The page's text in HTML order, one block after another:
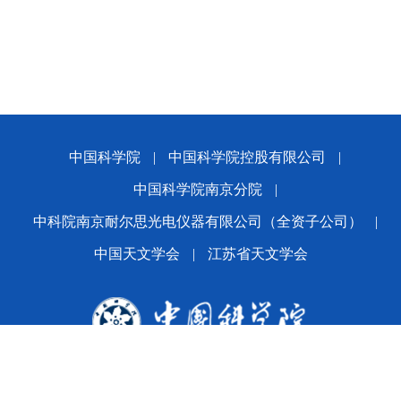
中国科学院 | 中国科学院控股有限公司 |
中国科学院南京分院 |
中科院南京耐尔思光电仪器有限公司（全资子公司） |
中国天文学会 | 江苏省天文学会